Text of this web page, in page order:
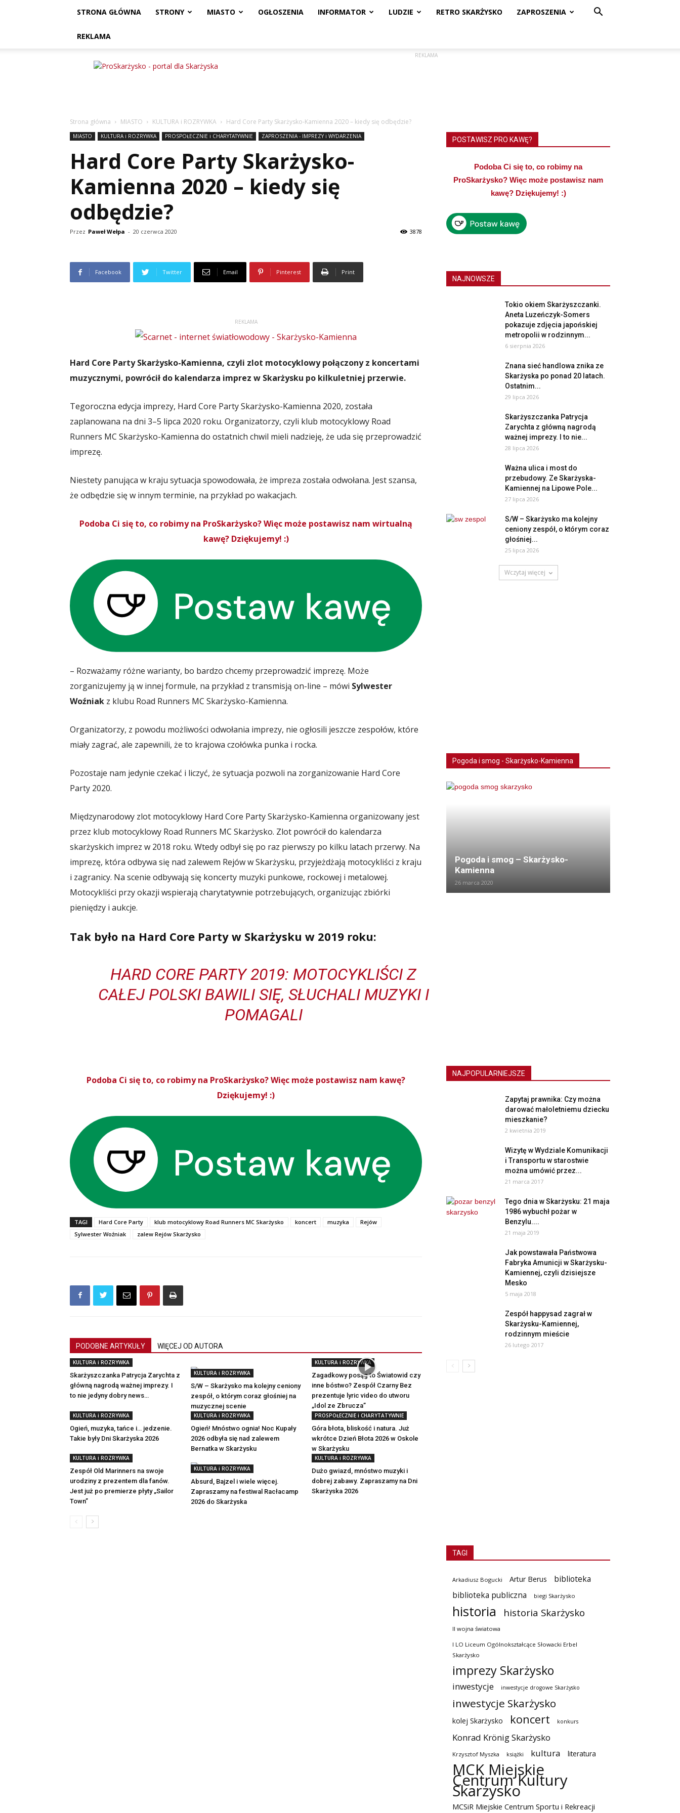
STRONA GŁÓWNA STRONY MIASTO OGŁOSZENIA INFORMATOR LUDZIE RETRO SKARŻYSKO ZAPROSZENIA
REKLAMA
ProSkarżysko
REKLAMA
Strona główna MIASTO KULTURA i ROZRYWKA Hard Core Party Skarżysko-Kamienna 2020 – kiedy się odbędzie?
MIASTO KULTURA i ROZRYWKA PROSPOŁECZNIE i CHARYTATYWNIE ZAPROSZENIA - IMPREZY i WYDARZENIA
Hard Core Party Skarżysko-
Kamienna 2020 – kiedy się
odbędzie?
Przez Paweł Wełpa - 20 czerwca 2020 3878
Facebook Twitter Email Pinterest Print
REKLAMA
Hard Core Party Skarżysko-Kamienna, czyli zlot motocyklowy połączony z koncertami
muzycznymi, powrócił do kalendarza imprez w Skarżysku po kilkuletniej przerwie.
Tegoroczna edycja imprezy, Hard Core Party Skarżysko-Kamienna 2020, została
zaplanowana na dni 3–5 lipca 2020 roku. Organizatorzy, czyli klub motocyklowy Road
Runners MC Skarżysko-Kamienna do ostatnich chwil mieli nadzieję, że uda się przeprowadzić
imprezę.
Niestety panująca w kraju sytuacja spowodowała, że impreza została odwołana. Jest szansa,
że odbędzie się w innym terminie, na przykład po wakacjach.
Podoba Ci się to, co robimy na ProSkarżysko? Więc może postawisz nam wirtualną
kawę? Dziękujemy! :)
– Rozważamy różne warianty, bo bardzo chcemy przeprowadzić imprezę. Może
zorganizujemy ją w innej formule, na przykład z transmisją on-line – mówi Sylwester
Woźniak z klubu Road Runners MC Skarżysko-Kamienna.
Organizatorzy, z powodu możliwości odwołania imprezy, nie ogłosili jeszcze zespołów, które
miały zagrać, ale zapewnili, że to krajowa czołówka punka i rocka.
Pozostaje nam jedynie czekać i liczyć, że sytuacja pozwoli na zorganizowanie Hard Core
Party 2020.
Międzynarodowy zlot motocyklowy Hard Core Party Skarżysko-Kamienna organizowany jest
przez klub motocyklowy Road Runners MC Skarżysko. Zlot powrócił do kalendarza
skarżyskich imprez w 2018 roku. Wtedy odbył się po raz pierwszy po kilku latach przerwy. Na
imprezę, która odbywa się nad zalewem Rejów w Skarżysku, przyjeżdżają motocykliści z kraju
i zagranicy. Na scenie odbywają się koncerty muzyki punkowe, rockowej i metalowej.
Motocykliści przy okazji wspierają charytatywnie potrzebujących, organizując zbiórki
pieniędzy i aukcje.
Tak było na Hard Core Party w Skarżysku w 2019 roku:
HARD CORE PARTY 2019: MOTOCYKLIŚCI Z
CAŁEJ POLSKI BAWILI SIĘ, SŁUCHALI MUZYKI I
POMAGALI
Podoba Ci się to, co robimy na ProSkarżysko? Więc może postawisz nam kawę?
Dziękujemy! :)
TAGI Hard Core Party klub motocyklowy Road Runners MC Skarżysko koncert muzyka
Rejów
Sylwester Woźniak
zalew Rejów Skarżysko
PODOBNE ARTYKUŁY WIĘCEJ OD AUTORA
KULTURA i ROZRYWKA
Skarżyszczanka Patrycja Zarychta z
główną nagrodą ważnej imprezy. I
to nie jedyny dobry news…
KULTURA i ROZRYWKA
S/W – Skarżysko ma kolejny ceniony
zespół, o którym coraz głośniej na
muzycznej scenie
KULTURA i ROZRYWKA
Zagadkowy posąg to Światowid czy
inne bóstwo? Zespół Czarny Bez
prezentuje lyric video do utworu
„Idol ze Zbrucza”
KULTURA i ROZRYWKA
Ogień, muzyka, tańce i… jedzenie.
Takie były Dni Skarżyska 2026
KULTURA i ROZRYWKA
Ogień! Mnóstwo ognia! Noc Kupały
2026 odbyła się nad zalewem
Bernatka w Skarżysku
PROSPOŁECZNIE i CHARYTATYWNIE
Góra błota, bliskość i natura. Już
wkrótce Dzień Błota 2026 w Oskole
w Skarżysku
KULTURA i ROZRYWKA
Zespół Old Marinners na swoje
urodziny z prezentem dla fanów.
Jest już po premierze płyty „Sailor
Town”
KULTURA i ROZRYWKA
Absurd, Bajzel i wiele więcej.
Zapraszamy na festiwal Racłacamp
2026 do Skarżyska
KULTURA i ROZRYWKA
Dużo gwiazd, mnóstwo muzyki i
dobrej zabawy. Zapraszamy na Dni
Skarżyska 2026
POSTAWISZ PRO KAWĘ?
Podoba Ci się to, co robimy na
ProSkarżysko? Więc może postawisz nam
kawę? Dziękujemy! :)
NAJNOWSZE
Tokio okiem Skarżyszczanki.
Aneta Luzeńczyk-Somers
pokazuje zdjęcia japońskiej
metropolii w rodzinnym...
6 sierpnia 2026
Znana sieć handlowa znika ze
Skarżyska po ponad 20 latach.
Ostatnim...
29 lipca 2026
Skarżyszczanka Patrycja
Zarychta z główną nagrodą
ważnej imprezy. I to nie...
28 lipca 2026
Ważna ulica i most do
przebudowy. Ze Skarżyska-
Kamiennej na Lipowe Pole...
27 lipca 2026
S/W – Skarżysko ma kolejny
ceniony zespół, o którym coraz
głośniej...
25 lipca 2026
Wczytaj więcej
Pogoda i smog - Skarżysko-Kamienna
Pogoda i smog – Skarżysko-
Kamienna
26 marca 2020
NAJPOPULARNIEJSZE
Zapytaj prawnika: Czy można
darować małoletniemu dziecku
mieszkanie?
2 kwietnia 2019
Wizytę w Wydziale Komunikacji
i Transportu w starostwie
można umówić przez...
21 marca 2017
Tego dnia w Skarżysku: 21 maja
1986 wybuchł pożar w
Benzylu....
21 maja 2019
Jak powstawała Państwowa
Fabryka Amunicji w Skarżysku-
Kamiennej, czyli dzisiejsze
Mesko
5 maja 2018
Zespół happysad zagrał w
Skarżysku-Kamiennej,
rodzinnym mieście
26 lutego 2017
TAGI
Arkadiusz Bogucki Artur Berus
biblioteka
biblioteka publiczna
biegi Skarżysko
historia historia Skarżysko
II wojna światowa
I LO Liceum Ogólnokształcące Słowacki Erbel
Skarżysko
imprezy Skarżysko
inwestycje inwestycje drogowe Skarżysko
inwestycje Skarżysko
kolej Skarżysko koncert konkurs
Konrad Krönig Skarżysko
Krzysztof Myszka książki kultura literatura
MCK Miejskie
Centrum Kultury
Skarżysko
MCSiR Miejskie Centrum Sportu i Rekreacji